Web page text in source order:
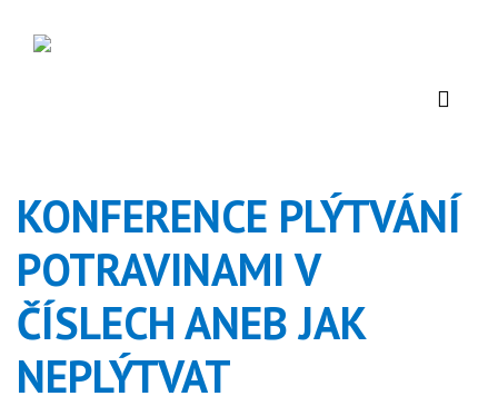
KONFERENCE PLÝTVÁNÍ
POTRAVINAMI V
ČÍSLECH ANEB JAK
NEPLÝTVAT